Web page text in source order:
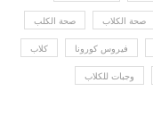
صحة الكلاب صحة الكلب
فيروس كورونا كلاب
وجبات للكلاب